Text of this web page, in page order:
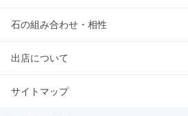
石の組み合わせ・相性
出店について
サイトマップ